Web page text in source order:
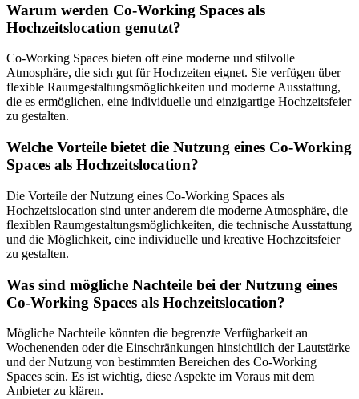
Warum werden Co-Working Spaces als
Hochzeitslocation genutzt?
Co-Working Spaces bieten oft eine moderne und stilvolle
Atmosphäre, die sich gut für Hochzeiten eignet. Sie verfügen über
flexible Raumgestaltungsmöglichkeiten und moderne Ausstattung,
die es ermöglichen, eine individuelle und einzigartige Hochzeitsfeier
zu gestalten.
Welche Vorteile bietet die Nutzung eines Co-Working
Spaces als Hochzeitslocation?
Die Vorteile der Nutzung eines Co-Working Spaces als
Hochzeitslocation sind unter anderem die moderne Atmosphäre, die
flexiblen Raumgestaltungsmöglichkeiten, die technische Ausstattung
und die Möglichkeit, eine individuelle und kreative Hochzeitsfeier
zu gestalten.
Was sind mögliche Nachteile bei der Nutzung eines
Co-Working Spaces als Hochzeitslocation?
Mögliche Nachteile könnten die begrenzte Verfügbarkeit an
Wochenenden oder die Einschränkungen hinsichtlich der Lautstärke
und der Nutzung von bestimmten Bereichen des Co-Working
Spaces sein. Es ist wichtig, diese Aspekte im Voraus mit dem
Anbieter zu klären.